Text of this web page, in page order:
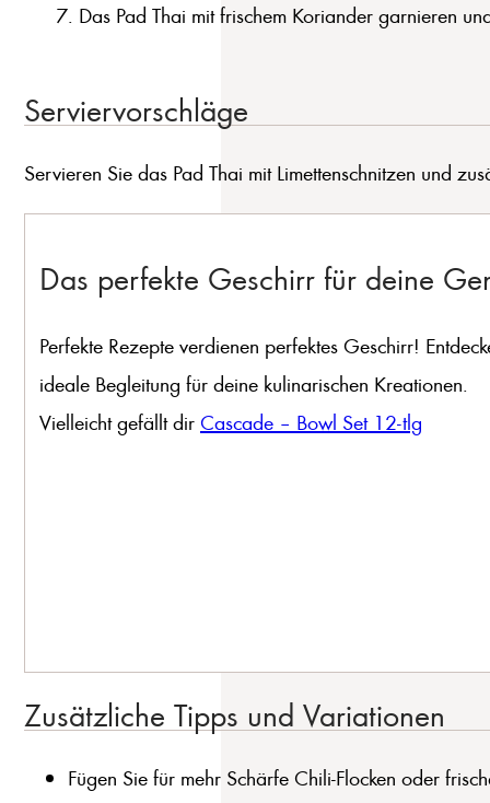
Das Pad Thai mit frischem Koriander garnieren
Serviervorschläge
Servieren Sie das Pad Thai mit Limettenschnitzen und
Das perfekte Geschirr für deine
Perfekte Rezepte verdienen perfektes Geschirr!
ideale Begleitung für deine kulinarischen Kreationen.
Vielleicht gefällt dir Cascade – Bowl Set 12-tlg
Zusätzliche Tipps und Variationen
Fügen Sie für mehr Schärfe Chili-Flocken oder